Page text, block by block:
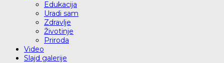
Edukacija
Uradi sam
Zdravlje
Životinje
Priroda
Video
Slajd galerije